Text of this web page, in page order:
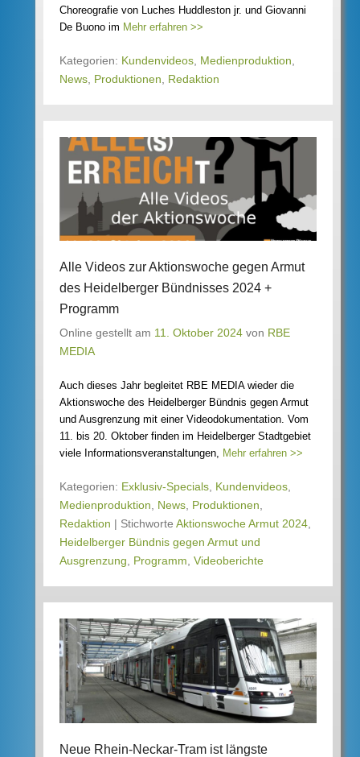
Choreografie von Luches Huddleston jr. und Giovanni
De Buono im Mehr erfahren >>
Kategorien: Kundenvideos Medienproduktion
News Produktionen Redaktion
Alle Videos zur Aktionswoche gegen Armut
des Heidelberger Bündnisses 2024 +
Programm
Online gestellt am 11. Oktober 2024 von RBE
MEDIA
Auch dieses Jahr begleitet RBE MEDIA wieder die
Aktionswoche des Heidelberger Bündnis gegen Armut
und Ausgrenzung mit einer Videodokumentation. Vom
11. bis 20. Oktober finden im Heidelberger Stadtgebiet
viele Informationsveranstaltungen, Mehr erfahren >>
Kategorien: Exklusiv-Specials Kundenvideos
Medienproduktion
News Produktionen
Redaktion | Stichworte Aktionswoche Armut 2024
Heidelberger Bündnis gegen Armut und
Ausgrenzung
Programm Videoberichte
Neue Rhein-Neckar-Tram ist längste